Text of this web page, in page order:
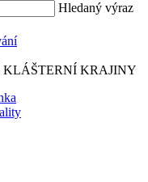
Hledaný výraz
KLÁŠTERNÍ KRAJINY